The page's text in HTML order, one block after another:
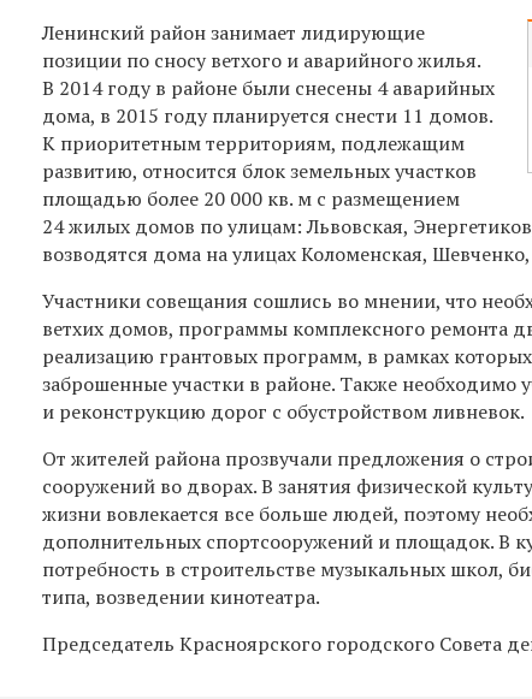
Ленинский район занимает лидирующие
позиции по сносу ветхого и аварийного жилья.
В 2014 году в районе были снесены 4 аварийных
дома, в 2015 году планируется снести 11 домов.
К приоритетным территориям, подлежащим
развитию, относится блок земельных участков
площадью более 20 000 кв. м с размещением
24 жилых домов по улицам: Львовская,
возводятся дома на улицах Коломенская,
Участники совещания сошлись во мнении, что
ветхих домов, программы комплексного ремонта
реализацию грантовых программ, в рамках которых
заброшенные участки в районе. Также необходимо
и реконструкцию дорог с обустройством ливневок.
От жителей района прозвучали предложения о
сооружений во дворах. В занятия физической
жизни вовлекается все больше людей, поэтому
дополнительных спортсооружений и площадок. В
потребность в строительстве музыкальных школ,
типа, возведении кинотеатра.
Председатель Красноярского городского Совета